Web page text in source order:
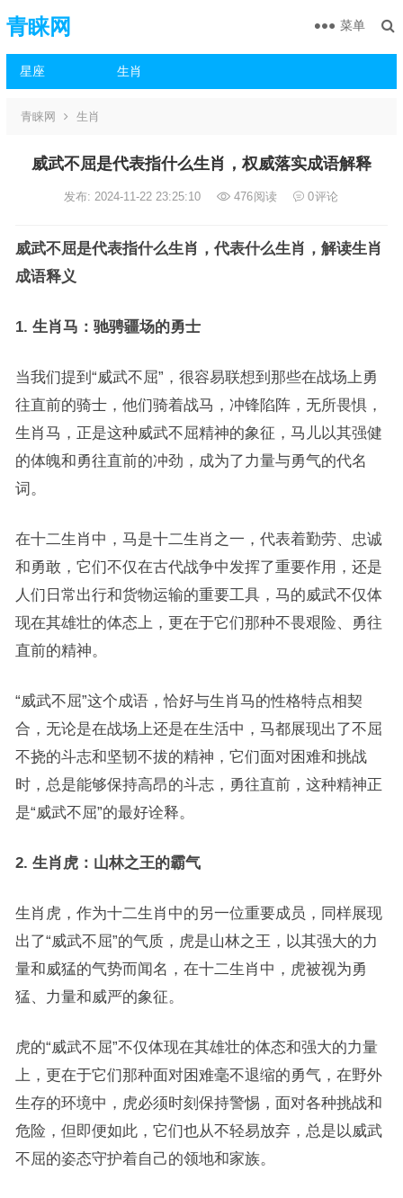
青睐网
星座 生肖
菜单
青睐网 生肖
威武不屈是代表指什么生肖，权威落实成语解释
发布: 2024-11-22 23:25:10 476阅读 0评论
威武不屈是代表指什么生肖，代表什么生肖，解读生肖
成语释义
1. 生肖马：驰骋疆场的勇士
当我们提到“威武不屈”，很容易联想到那些在战场上勇
往直前的骑士，他们骑着战马，冲锋陷阵，无所畏惧，
生肖马，正是这种威武不屈精神的象征，马儿以其强健
的体魄和勇往直前的冲劲，成为了力量与勇气的代名
词。
在十二生肖中，马是十二生肖之一，代表着勤劳、忠诚
和勇敢，它们不仅在古代战争中发挥了重要作用，还是
人们日常出行和货物运输的重要工具，马的威武不仅体
现在其雄壮的体态上，更在于它们那种不畏艰险、勇往
直前的精神。
“威武不屈”这个成语，恰好与生肖马的性格特点相契
合，无论是在战场上还是在生活中，马都展现出了不屈
不挠的斗志和坚韧不拔的精神，它们面对困难和挑战
时，总是能够保持高昂的斗志，勇往直前，这种精神正
是“威武不屈”的最好诠释。
2. 生肖虎：山林之王的霸气
生肖虎，作为十二生肖中的另一位重要成员，同样展现
出了“威武不屈”的气质，虎是山林之王，以其强大的力
量和威猛的气势而闻名，在十二生肖中，虎被视为勇
猛、力量和威严的象征。
虎的“威武不屈”不仅体现在其雄壮的体态和强大的力量
上，更在于它们那种面对困难毫不退缩的勇气，在野外
生存的环境中，虎必须时刻保持警惕，面对各种挑战和
危险，但即便如此，它们也从不轻易放弃，总是以威武
不屈的姿态守护着自己的领地和家族。